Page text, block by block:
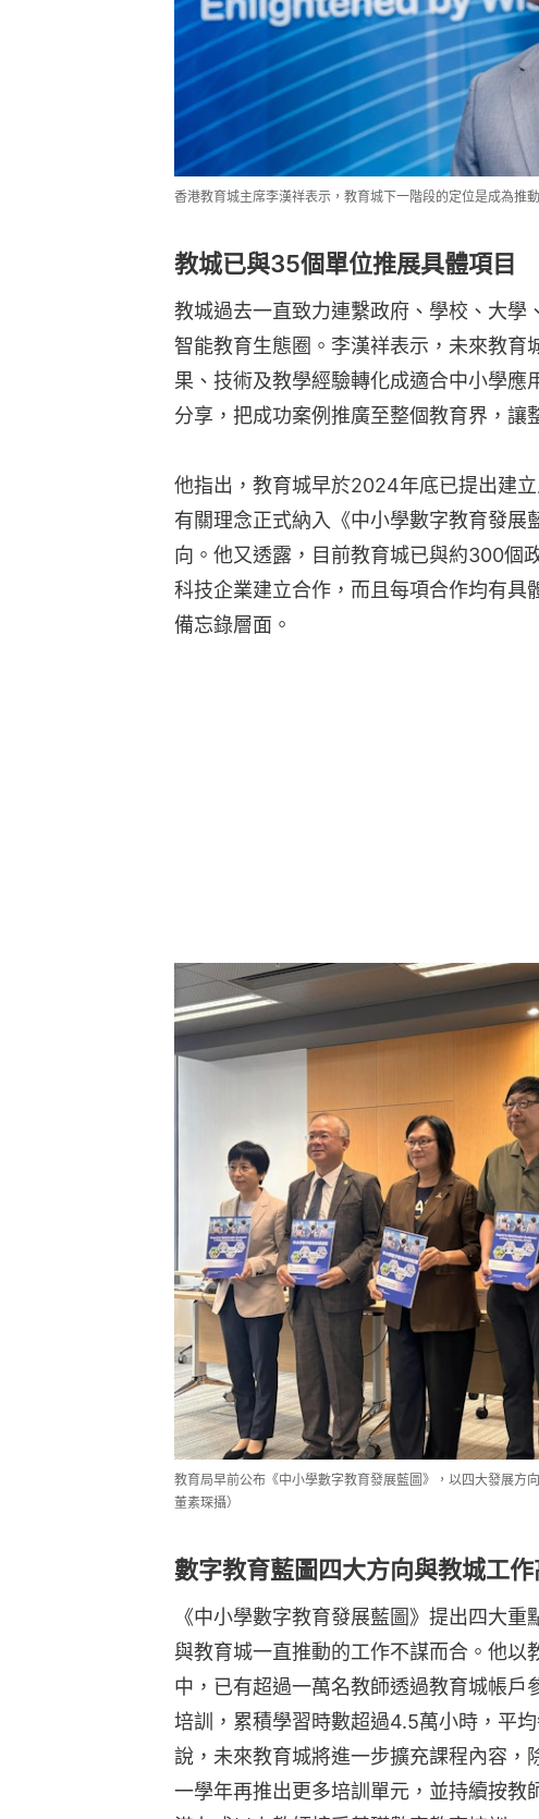
香港教育城主席李漢祥表示，教育城下一階段的定位是成為推
教城已與35個單位推展具體項目
教城過去一直致力連繫政府、學校、大學
智能教育生態圈。李漢祥表示，未來教育
果、技術及教學經驗轉化成適合中小學應
分享，把成功案例推廣至整個教育界，讓
他指出，教育城早於2024年底已提出建
有關理念正式納入《中小學數字教育發展
向。他又透露，目前教育城已與約300個
科技企業建立合作，而且每項合作均有具
備忘錄層面。
教育局早前公布《中小學數字教育發展藍圖》，以四大發展
董素琛攝）
數字教育藍圖四大方向與教城工
《中小學數字教育發展藍圖》提出四大重
與教育城一直推動的工作不謀而合。他以
中，已有超過一萬名教師透過教育城帳戶
培訓，累積學習時數超過4.5萬小時，平
說，未來教育城將進一步擴充課程內容，
港九成以上教師接受基礎數字教育培訓。